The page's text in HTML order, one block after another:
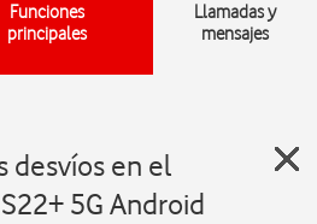
Funciones
principales
Llamadas y
mensajes
desvíos en el
5G Android